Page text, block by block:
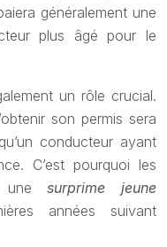
généralement une
plus âgé pour le
un rôle crucial.
son permis sera
conducteur ayant
C’est pourquoi les
unesurprime jeune
années suivant